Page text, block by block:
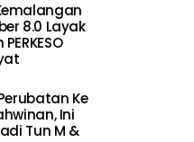
8.0 Layak
Ke
Ini
Tun M &